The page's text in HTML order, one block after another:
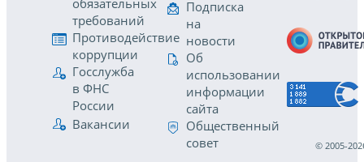
обязательных
требований
Противодействие
коррупции
Госслужба
в ФНС
России
Вакансии
Подписка
на
новости
Об
использовании
информации
сайта
Общественный
совет
© 2005-